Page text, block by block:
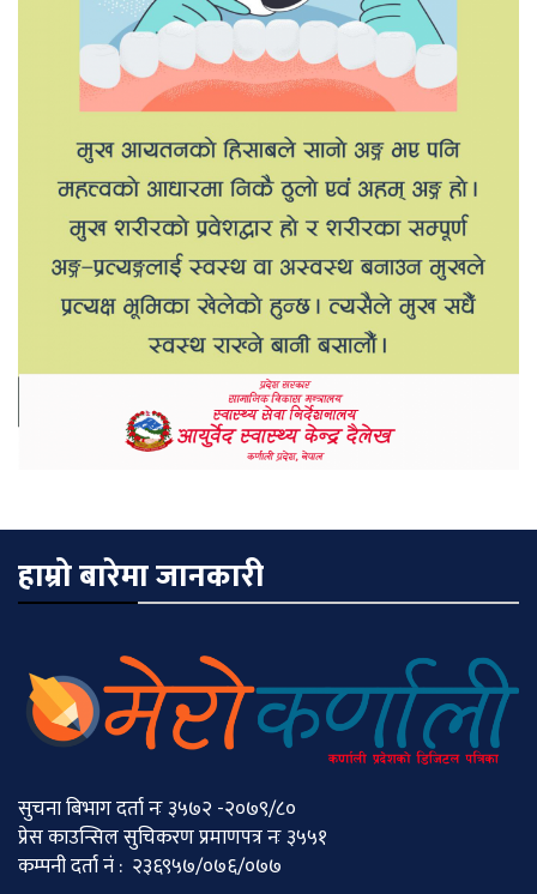
हाम्रो बारेमा जानकारी
सुचना बिभाग दर्ता नः ३५७२ -२०७९/८०
प्रेस काउन्सिल सुचिकरण प्रमाणपत्र नः ३५५१
कम्पनी दर्ता नं : २३६९५७/०७६/०७७